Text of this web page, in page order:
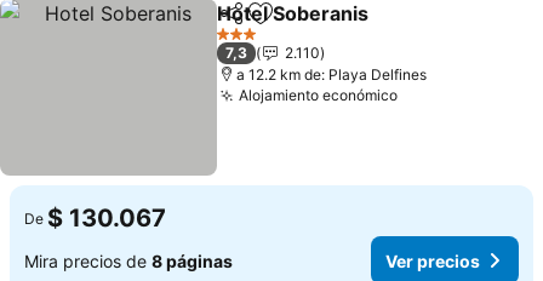
CompartirAgregar a favoritos
Hotel Soberanis
3 Estrellas
7,3
2.110
a 12.2 km de: Playa Delfines
Alojamiento económicoVer precios
De $ 130.067
Mira precios de 8 páginas Ver precios